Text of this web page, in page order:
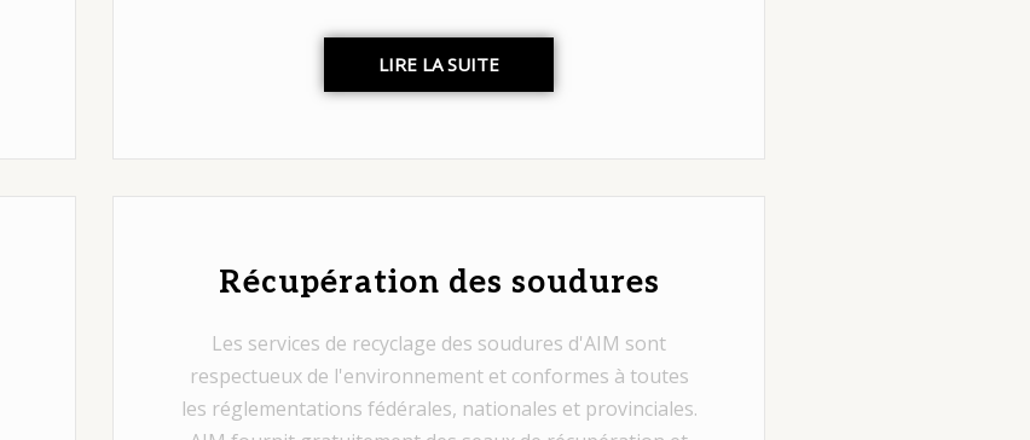
LIRE LA SUITE
Récupération des soudures
Les services de recyclage des soudures d'AIM sont
respectueux de l'environnement et conformes à toutes
les réglementations fédérales, nationales et provinciales.